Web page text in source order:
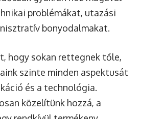
problémákat, utazási
bonyodalmakat.
hogy sokan rettegnek tőle,
szinte minden aspektusát
és a technológia.
közelítünk hozzá, a